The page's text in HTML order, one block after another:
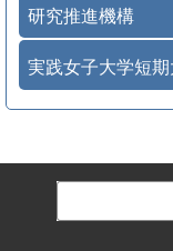
研究推進機構
実践女子大学短